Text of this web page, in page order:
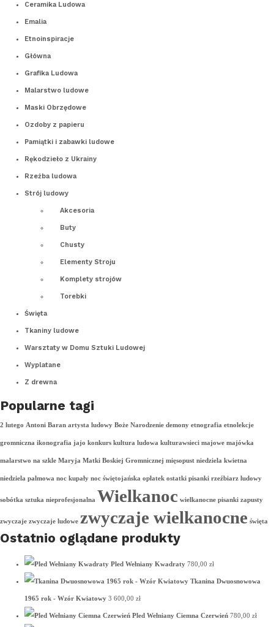
Ceramika Ludowa
Emalia
Etnoinspiracje
Główna
Grafika Ludowa
Malarstwo ludowe
Maski Obrzędowe
Ozdoby z papieru
Pamiątki i zabawki ludowe
Rękodzieło z Ukrainy
Rzeźba ludowa
Strój ludowy
Akcesoria
Buty
Chusty
Elementy Stroju
Komplety strojów
Torebki
Święta
Tkaniny ludowe
Warsztaty w Domu Sztuki Ludowej
Wyplatane
Z drewna
Popularne tagi
2 lutego Antoni Baran artysta ludowy Boże Narodzenie demony etnografia etnolekcje
gromniczna ikonografia jajo konkurs kultura ludowa kulturawsieci majowe majówka
malarstwo na szkle Maryja Matki Boskiej Gromnicznej mięsopust niedziela kwietna
niedziela palmowa noc kupały noc świętojańska opłatek ostatki pisanki rzeźbiarz ludowy
sobótka sztuka nieprofesjonalna Wielkanoc wielkanocne pisanki zapusty
zwyczaje zwyczaje ludowe zwyczaje wielkanocne święta
Ostatnio oglądane produkty
Pled Wełniany Kwadraty 780,00 zł
Tkanina Dwuosnowowa
1965 rok - Wzór Kwiatowy 3 600,00 zł
Pled Wełniany Ciemna Czerwień 780,00 zł